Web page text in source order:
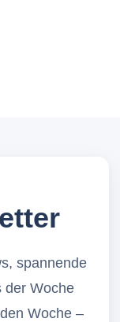
spannende
der Woche
Woche –